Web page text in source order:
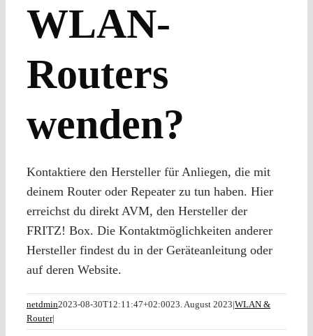
WLAN-
Routers
wenden?
Kontaktiere den Hersteller für Anliegen, die mit
deinem Router oder Repeater zu tun haben. Hier
erreichst du direkt AVM, den Hersteller der
FRITZ! Box. Die Kontaktmöglichkeiten anderer
Hersteller findest du in der Geräteanleitung oder
auf deren Website.
netdmin2023-08-30T12:11:47+02:0023. August 2023|WLAN &
Router|